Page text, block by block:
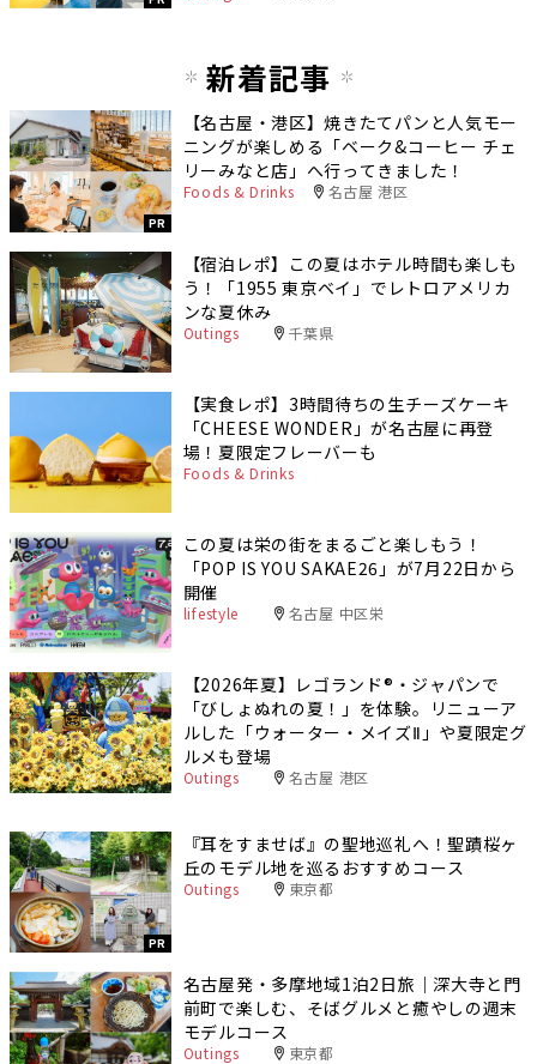
新着記事
PR
【名古屋・港区】焼きたてパンと人気モー
ニングが楽しめる「ベーク&コーヒー チェ
リーみなと店」へ行ってきました！
Foods & Drinks 名古屋 港区
【宿泊レポ】この夏はホテル時間も楽しも
う！「1955 東京ベイ」でレトロアメリカ
ンな夏休み
Outings 千葉県
【実食レポ】3時間待ちの生チーズケーキ
「CHEESE WONDER」が名古屋に再登
場！夏限定フレーバーも
Foods & Drinks
この夏は栄の街をまるごと楽しもう！
「POP IS YOU SAKAE26」が7月22日から
開催
lifestyle 名古屋 中区栄
【2026年夏】レゴランド®・ジャパンで
「びしょぬれの夏！」を体験。リニューア
ルした「ウォーター・メイズⅡ」や夏限定グ
ルメも登場
Outings 名古屋 港区
PR
『耳をすませば』の聖地巡礼へ！聖蹟桜ヶ
丘のモデル地を巡るおすすめコース
Outings 東京都
名古屋発・多摩地域1泊2日旅｜深大寺と門
前町で楽しむ、そばグルメと癒やしの週末
モデルコース
Outings 東京都